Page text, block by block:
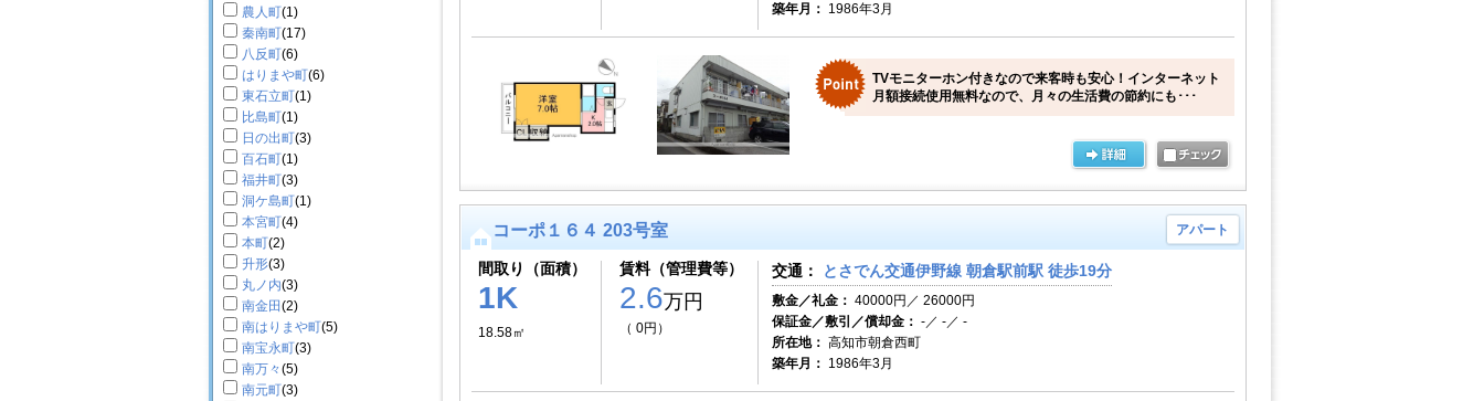
農人町(1)
秦南町(17)
八反町(6)
はりまや町(6)
東石立町(1)
比島町(1)
日の出町(3)
百石町(1)
福井町(3)
洞ケ島町(1)
本宮町(4)
本町(2)
升形(3)
丸ノ内(3)
南金田(2)
南はりまや町(5)
南宝永町(3)
南万々(5)
南元町(3)
築年月： 1986年3月
TVモニターホン付きなので来客時も安心！インターネット
月額接続使用無料なので、月々の生活費の節約にも･･･
コーポ１６４ 203号室 アパート
間取り（面積）
1K
18.58㎡
賃料（管理費等）
2.6万円
（ 0円）
交通： とさでん交通伊野線 朝倉駅前駅 徒歩19分
敷金／礼金： 40000円／ 26000円
保証金／敷引／償却金： -／ -／ -
所在地： 高知市朝倉西町
築年月： 1986年3月